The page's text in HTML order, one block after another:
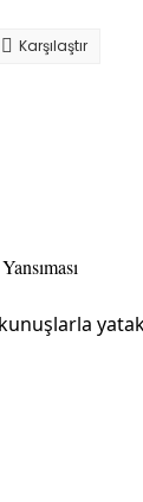
Karşılaştır